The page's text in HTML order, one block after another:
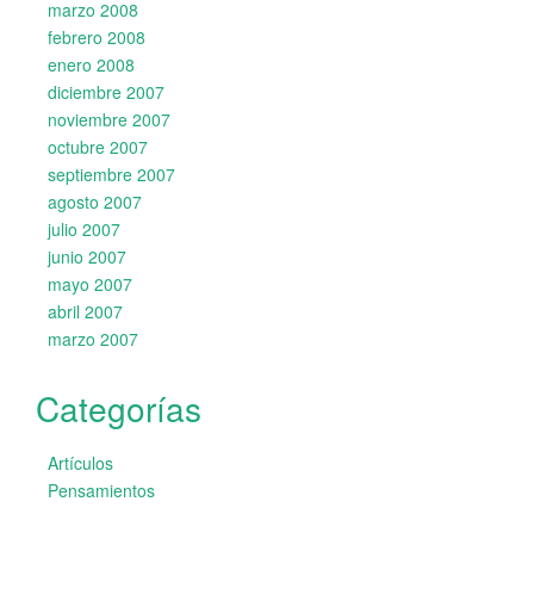
marzo 2008
febrero 2008
enero 2008
diciembre 2007
noviembre 2007
octubre 2007
septiembre 2007
agosto 2007
julio 2007
junio 2007
mayo 2007
abril 2007
marzo 2007
Categorías
Artículos
Pensamientos